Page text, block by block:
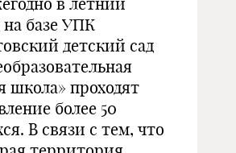
на базе УПК
детский сад
школа» проходят
более 50
В связи с тем, что